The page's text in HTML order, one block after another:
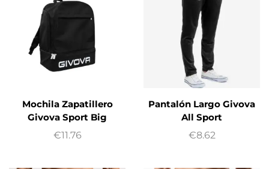
Mochila Zapatillero
Givova Sport Big
€11.76
Pantalón Largo Givova
All Sport
€8.62